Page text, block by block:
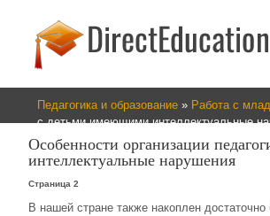
Педагогика и образование » Работа с
с детьми имеющими интеллектуальные
Особенности организации
интеллектуальные нарушения
Страница 2
В нашей стране также накоплен